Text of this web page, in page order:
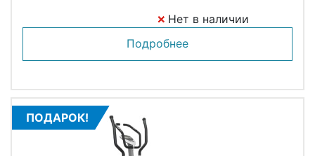
Нет в наличии
Подробнее
ПОДАРОК!